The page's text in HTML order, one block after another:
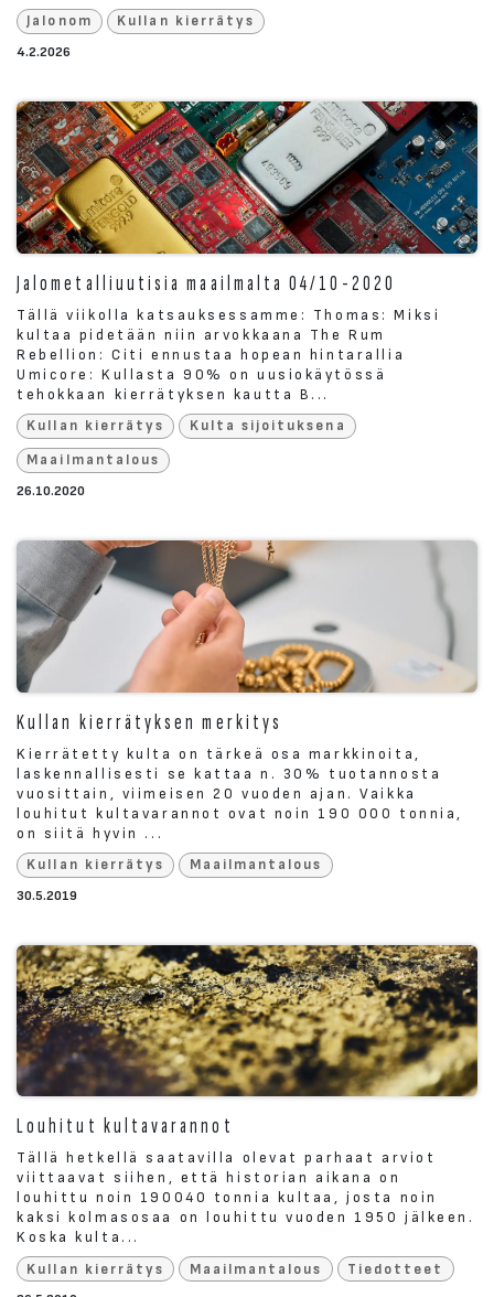
Jalonom
Kullan kierrätys
4.2.2026
Jalometalliuutisia maailmalta 04/10-2020
Tällä viikolla katsauksessamme: Thomas: Miksi
kultaa pidetään niin arvokkaana The Rum
Rebellion: Citi ennustaa hopean hintarallia
Umicore: Kullasta 90% on uusiokäytössä
tehokkaan kierrätyksen kautta B...
Kullan kierrätys
Kulta sijoituksena
Maailmantalous
26.10.2020
Kullan kierrätyksen merkitys
Kierrätetty kulta on tärkeä osa markkinoita,
laskennallisesti se kattaa n. 30% tuotannosta
vuosittain, viimeisen 20 vuoden ajan. Vaikka
louhitut kultavarannot ovat noin 190 000 tonnia,
on siitä hyvin ...
Kullan kierrätys
Maailmantalous
30.5.2019
Louhitut kultavarannot
Tällä hetkellä saatavilla olevat parhaat arviot
viittaavat siihen, että historian aikana on
louhittu noin 190040 tonnia kultaa, josta noin
kaksi kolmasosaa on louhittu vuoden 1950 jälkeen.
Koska kulta...
Kullan kierrätys
Maailmantalous Tiedotteet